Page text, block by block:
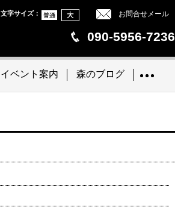
お問合せメール
文字サイズ：
090-5956-7236
イベント案内 森のブログ